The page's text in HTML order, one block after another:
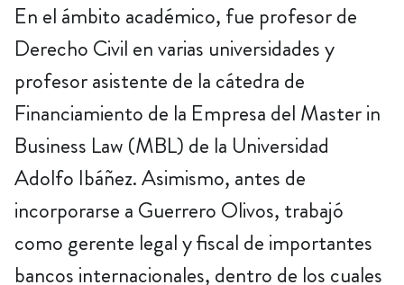
En el ámbito académico, fue profesor de
Derecho Civil en varias universidades y
profesor asistente de la cátedra de
Financiamiento de la Empresa del Master in
Business Law (MBL) de la Universidad
Adolfo Ibáñez. Asimismo, antes de
incorporarse a Guerrero Olivos, trabajó
como gerente legal y fiscal de importantes
bancos internacionales, dentro de los cuales